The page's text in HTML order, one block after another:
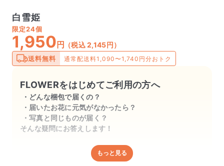
白雪姫
限定24個
1,950 円 （税込 2,145円）
送料無料 通常配送料1,090〜1,740円分おトク
FLOWERをはじめてご利用の方へ
どんな梱包で届くの？
届いたお花に元気がなかったら？
写真と同じものが届く？
そんな疑問にお答えします！
どんな梱包で届くの？
もっと見る